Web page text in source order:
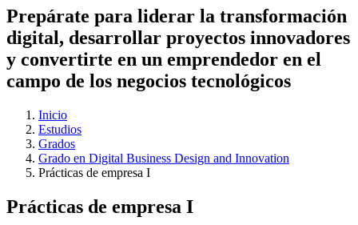
Prepárate para liderar la transformación
digital, desarrollar proyectos innovadores
y convertirte en un emprendedor en el
campo de los negocios tecnológicos
Inicio
Estudios
Grados
Grado en Digital Business Design and Innovation
Prácticas de empresa I
Prácticas de empresa I